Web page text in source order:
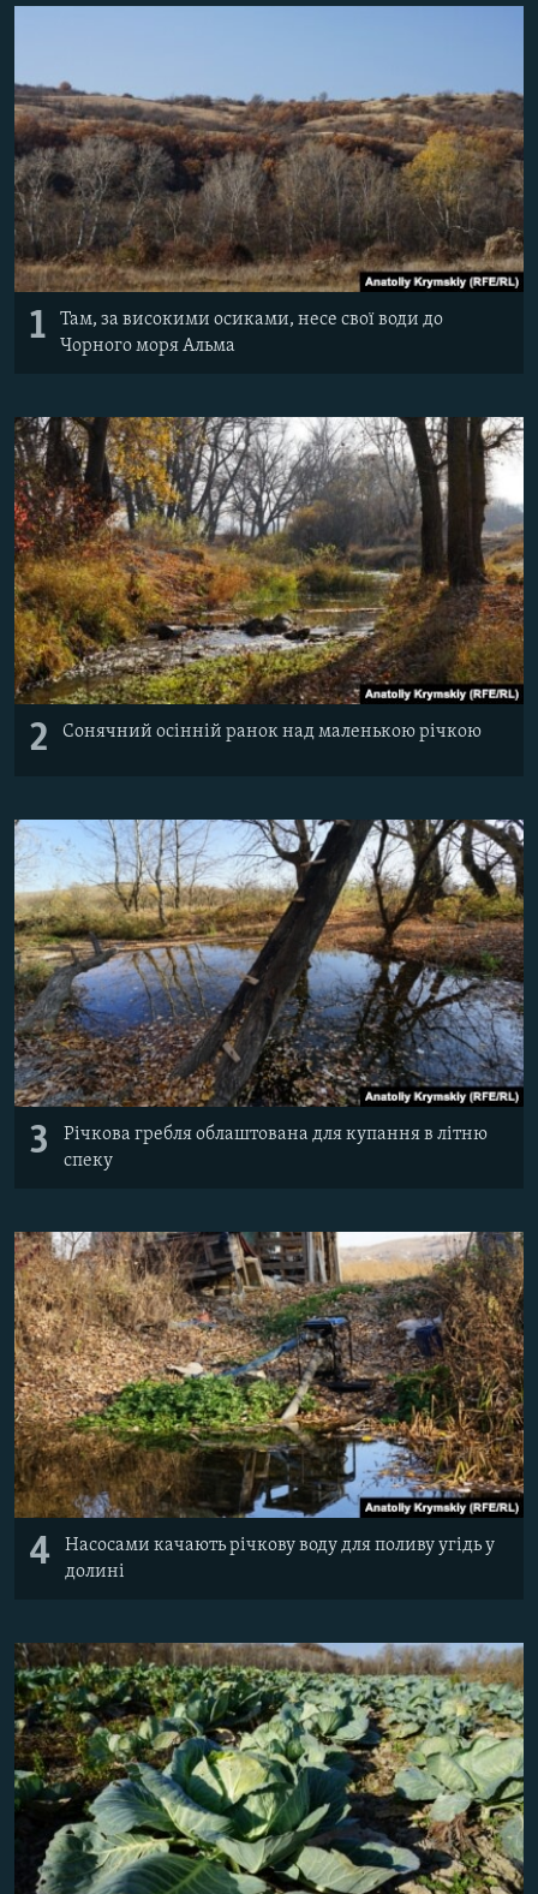
УКРАЇНСЬКА ПРОБЛЕМА КРИМУ
ІНФОГРАФІКА
Qırımtatar
ДОЛУЧАЙСЯ!
Усі сайти RFE/RL
1
Там, за високими осиками, несе свої води до
Чорного моря Альма
2 Сонячний осінній ранок над маленькою річкою
3
Річкова гребля облаштована для купання в літню
спеку
4
Насосами качають річкову воду для поливу угідь у
долині